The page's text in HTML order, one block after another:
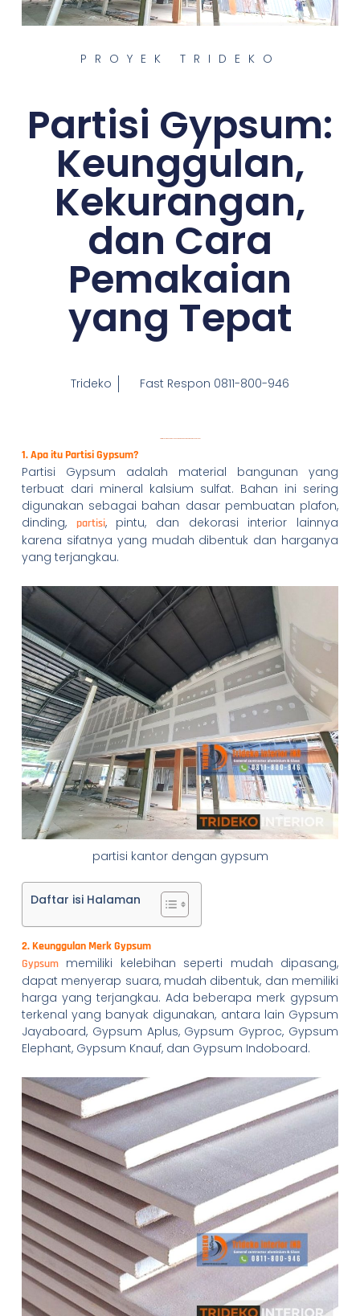
PROYEK TRIDEKO
Partisi Gypsum:
Keunggulan,
Kekurangan,
dan Cara
Pemakaian
yang Tepat
Trideko Fast Respon 0811-800-946
1. Apa itu Partisi Gypsum?
Partisi Gypsum adalah material bangunan yang
terbuat dari mineral kalsium sulfat. Bahan ini sering
digunakan sebagai bahan dasar pembuatan plafon,
dinding, partisi, pintu, dan dekorasi interior lainnya
karena sifatnya yang mudah dibentuk dan harganya
yang terjangkau.
partisi kantor dengan gypsum
Daftar isi Halaman
2. Keunggulan Merk Gypsum
Gypsummemiliki kelebihan seperti mudah dipasang,
dapat menyerap suara, mudah dibentuk, dan memiliki
harga yang terjangkau. Ada beberapa merk gypsum
terkenal yang banyak digunakan, antara lain Gypsum
Jayaboard, Gypsum Aplus, Gypsum Gyproc, Gypsum
Elephant, Gypsum Knauf, dan Gypsum Indoboard.